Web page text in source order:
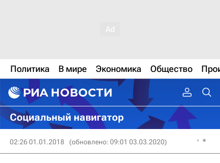
Политика В мире Экономика Общество
Социальный навигатор
02:26 01.01.2018 (обновлено: 09:01 03.03.2020)